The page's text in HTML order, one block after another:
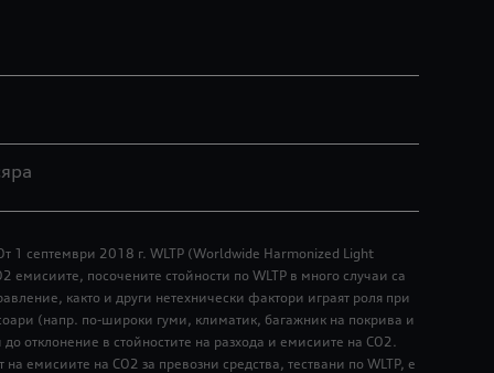
1 септември 2018 г. WLTP (Worldwide Harmonized Light
посочените стойности по WLTP в много случаи са
както и други нетехнически фактори играят роля при
(напр. по-широки гуми, климатик, багажник на покрива и
отклонение в стойностите на разхода и емисиите на CO2.
емисиите на CO2 за превозни средства, тествани по WLTP, е